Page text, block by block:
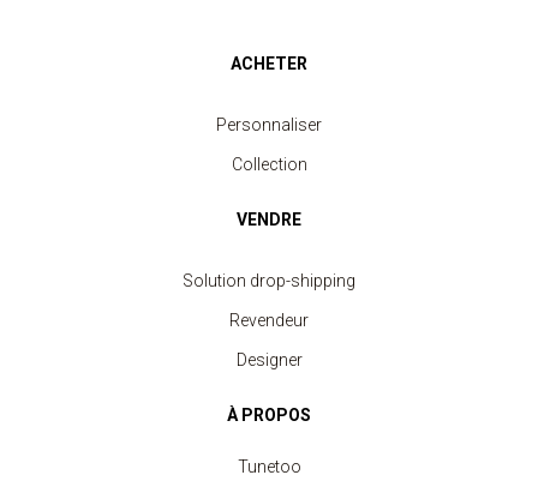
ACHETER
Personnaliser
Collection
VENDRE
Solution drop-shipping
Revendeur
Designer
À PROPOS
Tunetoo